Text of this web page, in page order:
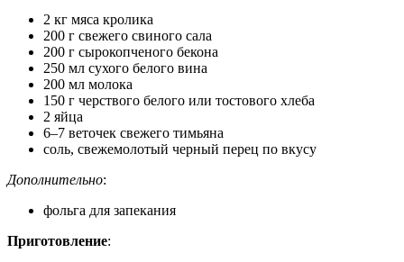
2 кг мяса кролика
200 г свежего свиного сала
200 г сырокопченого бекона
250 мл сухого белого вина
200 мл молока
150 г черствого белого или тостового хлеба
2 яйца
6–7 веточек свежего тимьяна
соль, свежемолотый черный перец по вкусу
Дополнительно:
фольга для запекания
Приготовление: